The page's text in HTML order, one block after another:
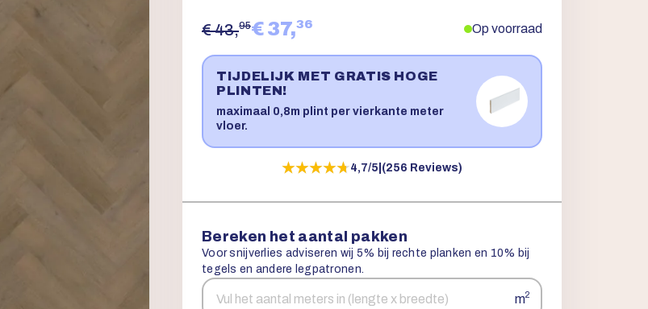
€ 43,95€ 37,36 Op voorraad
TIJDELIJK MET GRATIS HOGE
PLINTEN!
maximaal 0,8m plint per vierkante meter
vloer.
★★★★★
★★★★★4,7/5 (256 Reviews)
Bereken het aantal pakken
Voor snijverlies adviseren wij 5% bij rechte planken en 10% bij
tegels en andere legpatronen.
Aantal
vierkante
m2
Snijverlies